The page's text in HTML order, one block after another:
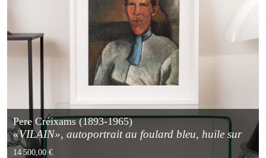
Pere Créixams (1893-1965)
«VILAIN», autoportrait au foulard bleu, huile sur
carton 1921
14 500,00 €